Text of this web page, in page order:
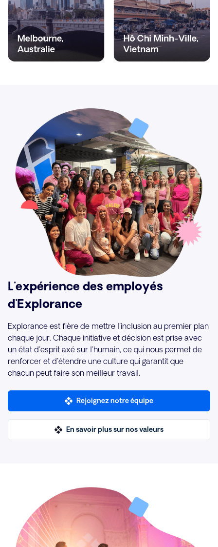
L'expérience des employés
d'Explorance
Explorance est fière de mettre l'inclusion au premier plan
chaque jour. Chaque initiative et décision est prise avec
un état d'esprit axé sur l'humain, ce qui nous permet de
renforcer et d'étendre une culture qui garantit que
chacun peut faire son meilleur travail.
Rejoignez notre équipe
En savoir plus sur nos valeurs